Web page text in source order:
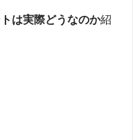
は実際どうなのか紹